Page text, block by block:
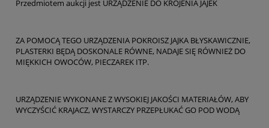
Przedmiotem aukcji jest URZĄDZENIE DO KROJENIA JAJEK
ZA POMOCĄ TEGO URZĄDZENIA POKROISZ JAJKA BŁYSKAWICZNIE,
PLASTERKI BĘDĄ DOSKONALE RÓWNE, NADAJE SIĘ RÓWNIEŻ DO
MIĘKKICH OWOCÓW, PIECZAREK ITP.
URZĄDZENIE WYKONANE Z WYSOKIEJ JAKOŚCI MATERIAŁÓW, ABY
WYCZYŚCIĆ KRAJACZ, WYSTARCZY PRZEPŁUKAĆ GO POD WODĄ